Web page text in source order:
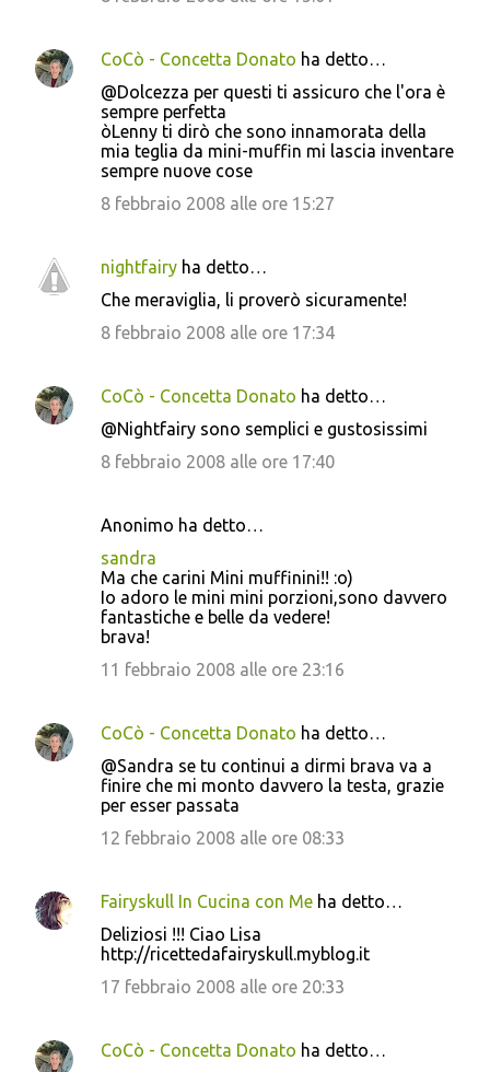
CoCò - Concetta Donato ha detto…
@Dolcezza per questi ti assicuro che l'ora è
sempre perfetta
òLenny ti dirò che sono innamorata della
mia teglia da mini-muffin mi lascia inventare
sempre nuove cose
8 febbraio 2008 alle ore 15:27
nightfairy ha detto…
Che meraviglia, li proverò sicuramente!
8 febbraio 2008 alle ore 17:34
CoCò - Concetta Donato ha detto…
@Nightfairy sono semplici e gustosissimi
8 febbraio 2008 alle ore 17:40
Anonimo ha detto…
sandra
Ma che carini Mini muffinini!! :o)
Io adoro le mini mini porzioni,sono davvero
fantastiche e belle da vedere!
brava!
11 febbraio 2008 alle ore 23:16
CoCò - Concetta Donato ha detto…
@Sandra se tu continui a dirmi brava va a
finire che mi monto davvero la testa, grazie
per esser passata
12 febbraio 2008 alle ore 08:33
Fairyskull In Cucina con Me ha detto…
Deliziosi !!! Ciao Lisa
http://ricettedafairyskull.myblog.it
17 febbraio 2008 alle ore 20:33
CoCò - Concetta Donato ha detto…